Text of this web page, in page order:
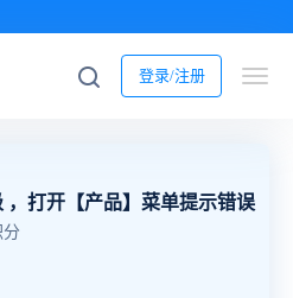
登录/注册
，打开【产品】菜单提示错误
分